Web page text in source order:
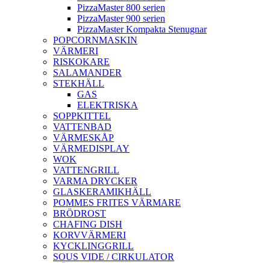
PizzaMaster 800 serien
PizzaMaster 900 serien
PizzaMaster Kompakta Stenugnar
POPCORNMASKIN
VÄRMERI
RISKOKARE
SALAMANDER
STEKHÄLL
GAS
ELEKTRISKA
SOPPKITTEL
VATTENBAD
VÄRMESKÅP
VÄRMEDISPLAY
WOK
VATTENGRILL
VARMA DRYCKER
GLASKERAMIKHÄLL
POMMES FRITES VÄRMARE
BRÖDROST
CHAFING DISH
KORVVÄRMERI
KYCKLINGGRILL
SOUS VIDE / CIRKULATOR